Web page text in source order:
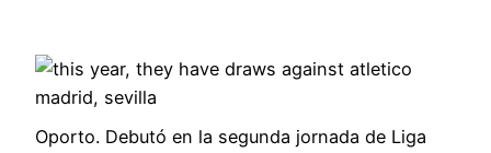
Oporto. Debutó en la segunda jornada de Liga